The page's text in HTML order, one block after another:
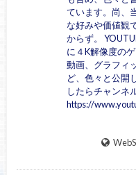
ています。尚、
な好みや価値観
からず。
に４K解像度の
動画、グラフィ
ど、色々と公開
したらチャンネ
https://